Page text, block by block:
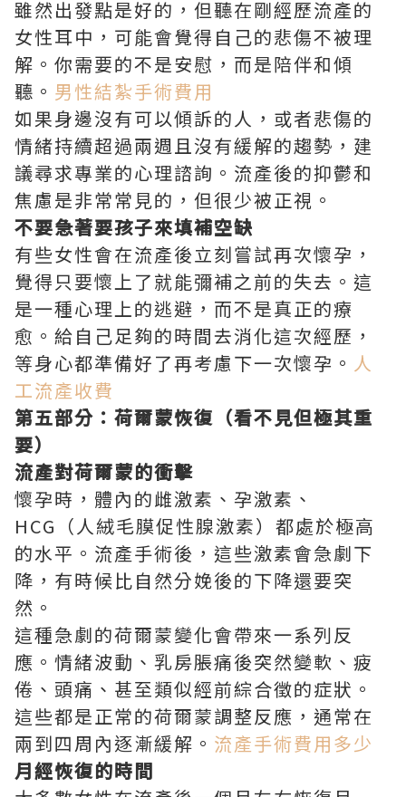
雖然出發點是好的，但聽在剛經歷流產的
女性耳中，可能會覺得自己的悲傷不被理
解。你需要的不是安慰，而是陪伴和傾
聽。 男性結紮手術費用
如果身邊沒有可以傾訴的人，或者悲傷的
情緒持續超過兩週且沒有緩解的趨勢，建
議尋求專業的心理諮詢。流產後的抑鬱和
焦慮是非常常見的，但很少被正視。
不要急著要孩子來填補空缺
有些女性會在流產後立刻嘗試再次懷孕，
覺得只要懷上了就能彌補之前的失去。這
是一種心理上的逃避，而不是真正的療
愈。給自己足夠的時間去消化這次經歷，
等身心都準備好了再考慮下一次懷孕。 人
工流產收費
第五部分：荷爾蒙恢復（看不見但極其重
要）
流產對荷爾蒙的衝擊
懷孕時，體內的雌激素、孕激素、
HCG（人絨毛膜促性腺激素）都處於極高
的水平。流產手術後，這些激素會急劇下
降，有時候比自然分娩後的下降還要突
然。
這種急劇的荷爾蒙變化會帶來一系列反
應。情緒波動、乳房脹痛後突然變軟、疲
倦、頭痛、甚至類似經前綜合徵的症狀。
這些都是正常的荷爾蒙調整反應，通常在
兩到四周內逐漸緩解。 流產手術費用多少
月經恢復的時間